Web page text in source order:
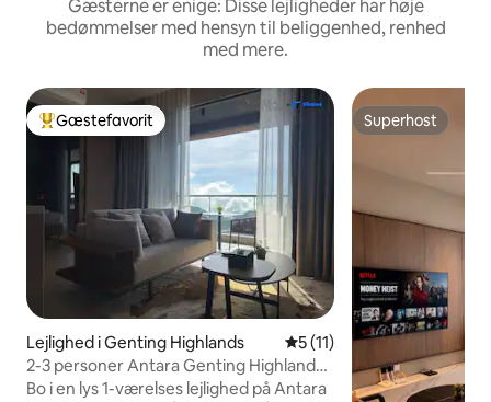
Gæsterne er enige: Disse lejligheder har høje
bedømmelser med hensyn til beliggenhed, renhed
med mere.
Bedste gæstefavorit
Gæstefavorit
Lejlighed i Genting Highlands 5 ud af 5 i gennemsnitlig
5 (11)
2-3 personer Antara Genting Highlands
af Silaslee
Bo i en lys 1-værelses lejlighed på Antara
Superhost
Superhost